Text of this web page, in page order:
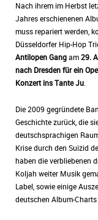
Nach ihrem im Herbst
Jahres erschienenen
muss repariert werden,
Düsseldorfer Hip-Hop
Antilopen Gangam29.
nach Dresden für ein
Konzert ins Tante Ju
Die 2009 gegründete
Geschichte zurück, die
deutschsprachigen
Krise durch den Suizid
haben die verbliebenen
Koljah weiter Musik
Label, sowie einige
deutschen Album-Charts